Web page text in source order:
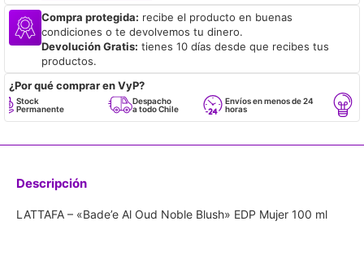
Compra protegida: recibe el producto en buenas
condiciones o te devolvemos tu dinero.
Devolución Gratis: tienes 10 días desde que recibes tus
productos.
¿Por qué comprar en VyP?
Despacho
a todo Chile
Envíos en menos de 24
horas
Descripción
LATTAFA – «Bade’e Al Oud Noble Blush» EDP Mujer 100 ml